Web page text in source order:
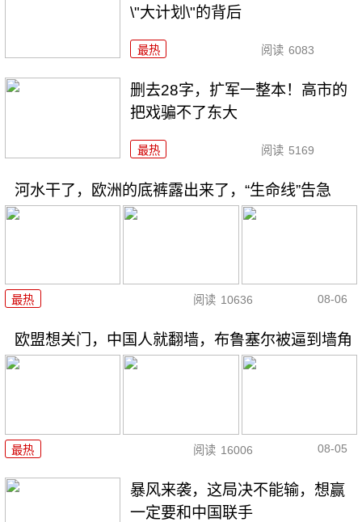
\"大计划\"的背后
最热 阅读 6083
删去28字，扩军一整本！高市的
把戏骗不了东大
最热 阅读 5169
河水干了，欧洲的底裤露出来了，“生命线”告急
最热 阅读 10636 08-06
欧盟想关门，中国人就翻墙，布鲁塞尔被逼到墙角
最热 阅读 16006 08-05
暴风来袭，这局决不能输，想赢
一定要和中国联手